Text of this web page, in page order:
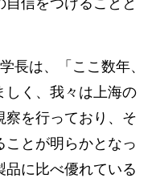
信をつけることと
長は、「ここ数年、
しく、我々は上海の
察を行っており、そ
とが明らかとなっ
品に比べ優れている